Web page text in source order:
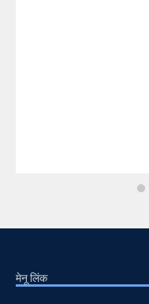
मेनू लिंक